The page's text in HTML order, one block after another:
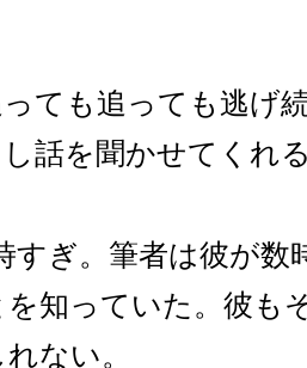
ても追っても逃げ
話を聞かせてくれ
すぎ。筆者は彼が数
知っていた。彼も
ない。